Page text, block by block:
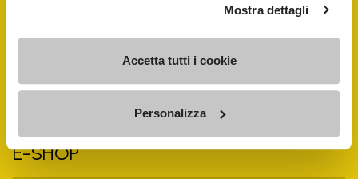
Mostra dettagli
Accetta tutti i cookie
Personalizza
Vibram Events
FiveFingers Guide
E-SHOP